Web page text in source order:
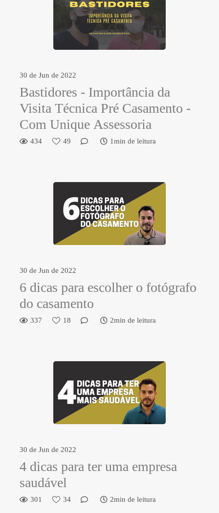
30 de Jun de 2022
Bastidores - Importância da
Visita Técnica Pré Casamento -
Com Unique Assessoria
434 49 1min de leitura
30 de Jun de 2022
6 dicas para escolher o fotógrafo
do casamento
337 18 2min de leitura
30 de Jun de 2022
4 dicas para ter uma empresa
saudável
301 34 2min de leitura